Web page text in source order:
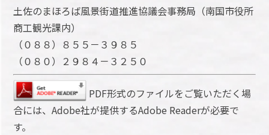
土佐のまほろば風景街道推進協議会事務局（南国市役所
商工観光課内）
（０８８）８５５－３９８５
（０８０）２９８４－３２５０
PDF形式のファイルをご覧いただく場
合には、Adobe社が提供するAdobe Readerが必要で
す。